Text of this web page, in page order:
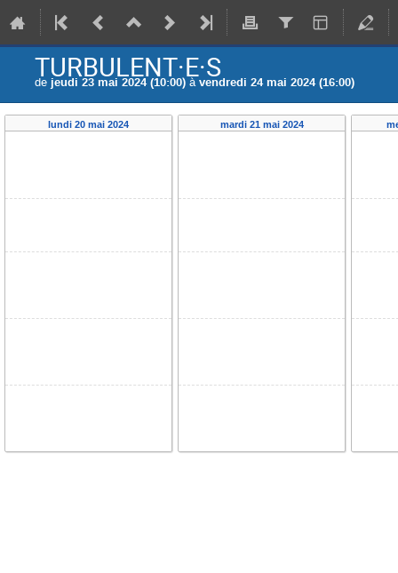
TURBULENT·E·S
de jeudi 23 mai 2024 (10:00) àvendredi 24 mai 2024 (16:00)
lundi 20 mai 2024 mardi 21 mai 2024